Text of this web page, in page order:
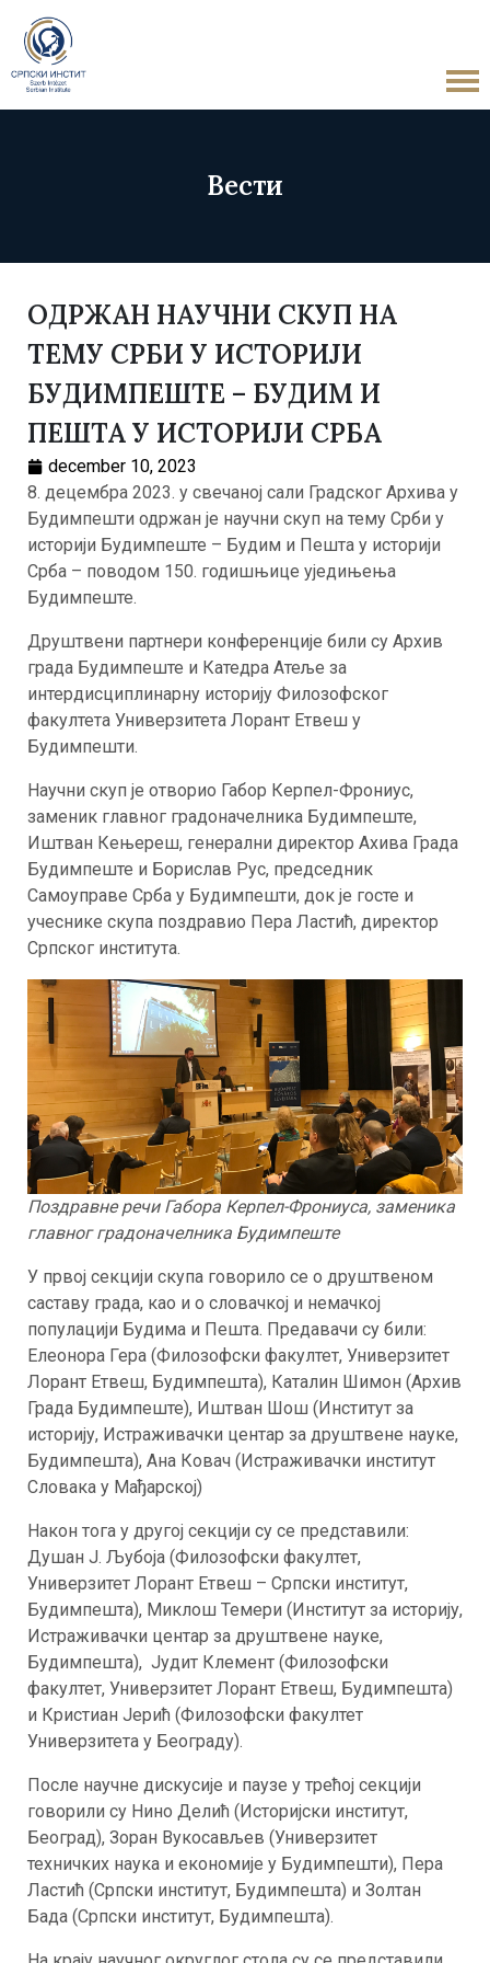
Вести
ОДРЖАН НАУЧНИ СКУП НА
ТЕМУ СРБИ У ИСТОРИЈИ
БУДИМПЕШТЕ – БУДИМ И
ПЕШТА У ИСТОРИЈИ СРБА
december 10, 2023
8. децембра 2023. у свечаној сали Градског Архива у
Будимпешти одржан је научни скуп на тему Срби у
историји Будимпеште – Будим и Пешта у историји
Срба – поводом 150. годишњице уједињења
Будимпеште.
Друштвени партнери конференције били су Архив
града Будимпеште и Катедра Атеље за
интердисциплинарну историју Филозофског
факултета Универзитета Лорант Етвеш у
Будимпешти.
Научни скуп је отворио Габор Керпел-Фрониус,
заменик главног градоначелника Будимпеште,
Иштван Кењереш, генерални директор Ахива Града
Будимпеште и Борислав Рус, председник
Самоуправе Срба у Будимпешти, док је госте и
учеснике скупа поздравио Пера Ластић, директор
Српског института.
Поздравне речи Габора Керпел-Фрониуса, заменика
главног градоначелника Будимпеште
У првој секцији скупа говорило се о друштвеном
саставу града, као и о словачкој и немачкој
популацији Будима и Пешта. Предавачи су били:
Елеонора Гера (Филозофски факултет, Универзитет
Лорант Етвеш, Будимпешта), Каталин Шимон (Архив
Града Будимпеште), Иштван Шош (Институт за
историју, Истраживачки центар за друштвене науке,
Будимпешта), Ана Ковач (Истраживачки институт
Словака у Мађарској)
Након тога у другој секцији су се представили:
Душан Ј. Љубоја (Филозофски факултет,
Универзитет Лорант Етвеш – Српски институт,
Будимпешта), Миклош Темери (Институт за историју,
Истраживачки центар за друштвене науке,
Будимпешта), Јудит Клемент (Филозофски
факултет, Универзитет Лорант Етвеш, Будимпешта)
и Кристиан Јерић (Филозофски факултет
Универзитета у Београду).
После научне дискусије и паузе у трећој секцији
говорили су Нино Делић (Историјски институт,
Београд), Зоран Вукосављев (Универзитет
техничких наука и економије у Будимпешти), Пера
Ластић (Српски институт, Будимпешта) и Золтан
Бада (Српски институт, Будимпешта).